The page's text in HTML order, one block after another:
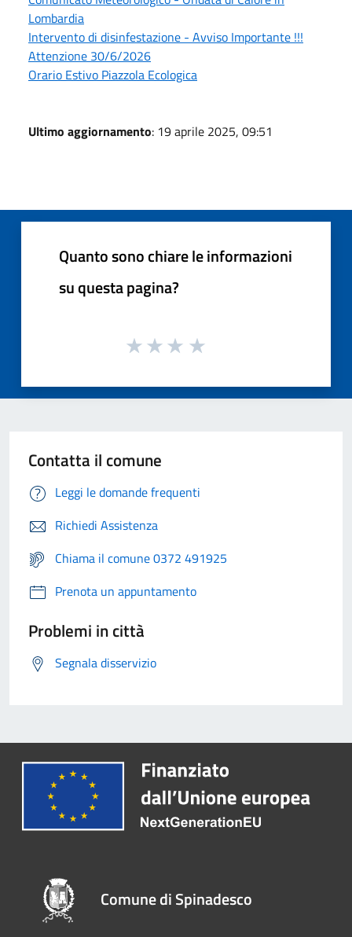
Lombardia
Intervento di disinfestazione - Avviso Importante !!!
Attenzione 30/6/2026
Orario Estivo Piazzola Ecologica
Ultimo aggiornamento: 19 aprile 2025, 09:51
Quanto sono chiare le informazioni
su questa pagina?
Contatta il comune
Leggi le domande frequenti
Richiedi Assistenza
Chiama il comune 0372 491925
Prenota un appuntamento
Problemi in città
Segnala disservizio
Comune di Spinadesco